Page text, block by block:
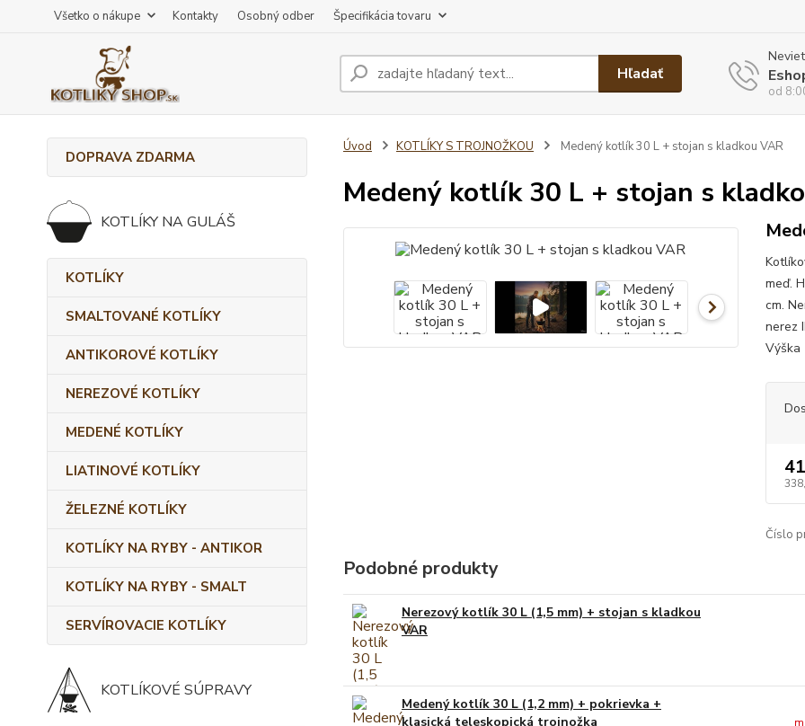
Všetko o nákupe Kontakty Osobný odber Špecifikácia tovaru
Hľadať
od
DOPRAVA ZDARMA
KOTLÍKY NA GULÁŠ
KOTLÍKY
SMALTOVANÉ KOTLÍKY
ANTIKOROVÉ KOTLÍKY
NEREZOVÉ KOTLÍKY
MEDENÉ KOTLÍKY
LIATINOVÉ KOTLÍKY
ŽELEZNÉ KOTLÍKY
KOTLÍKY NA RYBY - ANTIKOR
KOTLÍKY NA RYBY - SMALT
SERVÍROVACIE KOTLÍKY
KOTLÍKOVÉ SÚPRAVY
Úvod KOTLÍKY S TROJNOŽKOU Medený kotlík 30 L + stojan s kladkou VAR
Medený kotlík 30 L + stojan s
meď.
cm.
nerez
Výška
Číslo
Podobné produkty
Nerezový kotlík 30 L (1,5 mm) + stojan s kladkou
VAR
Medený kotlík 30 L (1,2 mm) + pokrievka +
klasická teleskopická trojnožka